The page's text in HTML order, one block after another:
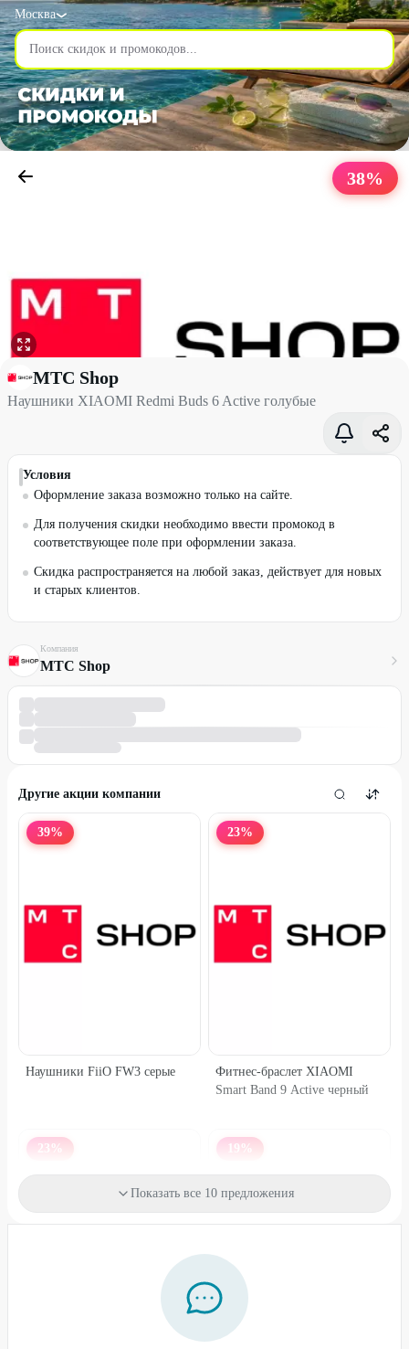
Москва
38%
Наушники XIAOMI Redmi Buds 6 Active голубые со скидкой
МТС Shop
Наушники XIAOMI Redmi Buds 6 Active голубые
Условия
Оформление заказа возможно только на сайте.
Для получения скидки необходимо ввести промокод в
соответствующее поле при оформлении заказа.
Скидка распространяется на любой заказ, действует для новых
и старых клиентов.
Компания
МТС Shop
Другие акции компании
39%
Наушники FiiO FW3 серые
23%
Фитнес-браслет XIAOMI
Smart Band 9 Active черный
23 % 19 %
Показать все 10 предложения